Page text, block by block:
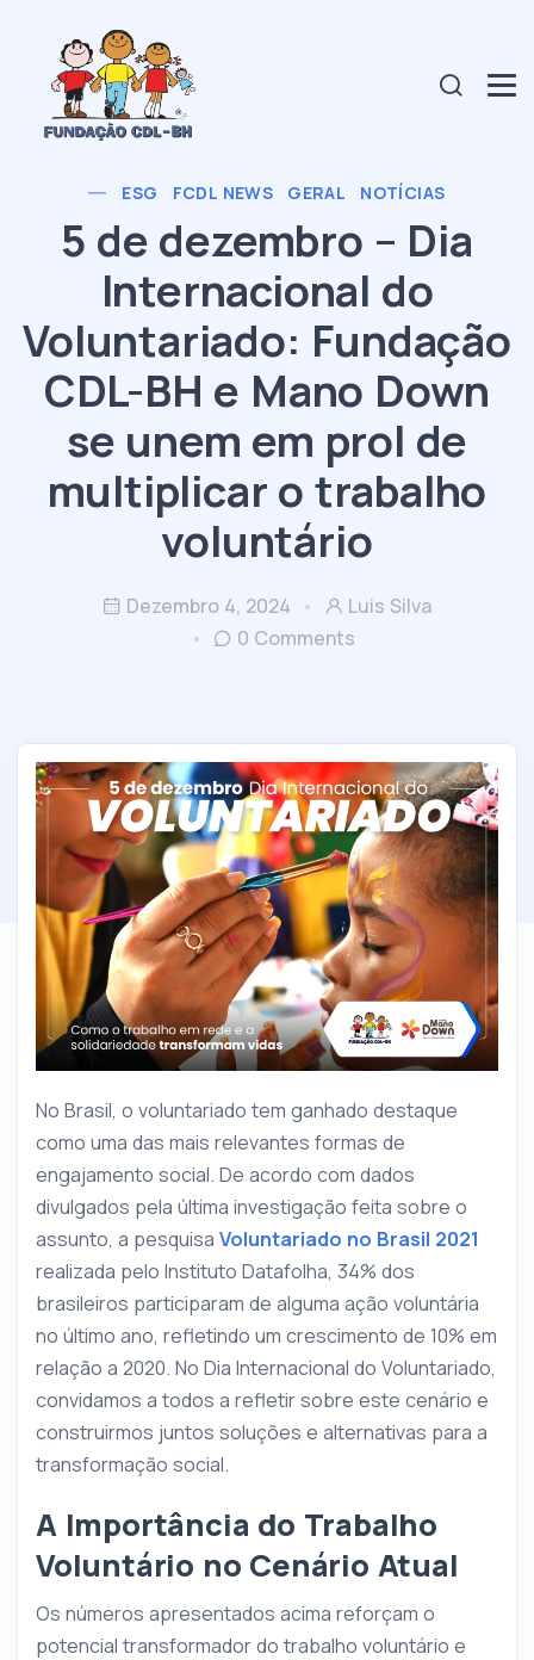
ESG FCDL NEWS GERAL NOTÍCIAS
5 de dezembro – Dia
Internacional do
Voluntariado: Fundação
CDL-BH e Mano Down
se unem em prol de
multiplicar o trabalho
voluntário
Dezembro 4, 2024
Luis Silva
0 Comments
No Brasil, o voluntariado tem ganhado destaque
como uma das mais relevantes formas de
engajamento social. De acordo com dados
divulgados pela última investigação feita sobre o
assunto, a pesquisa Voluntariado no Brasil 2021
realizada pelo Instituto Datafolha, 34% dos
brasileiros participaram de alguma ação voluntária
no último ano, refletindo um crescimento de 10% em
relação a 2020. No Dia Internacional do Voluntariado,
convidamos a todos a refletir sobre este cenário e
construirmos juntos soluções e alternativas para a
transformação social.
A Importância do Trabalho
Voluntário no Cenário Atual
Os números apresentados acima reforçam o
potencial transformador do trabalho voluntário e